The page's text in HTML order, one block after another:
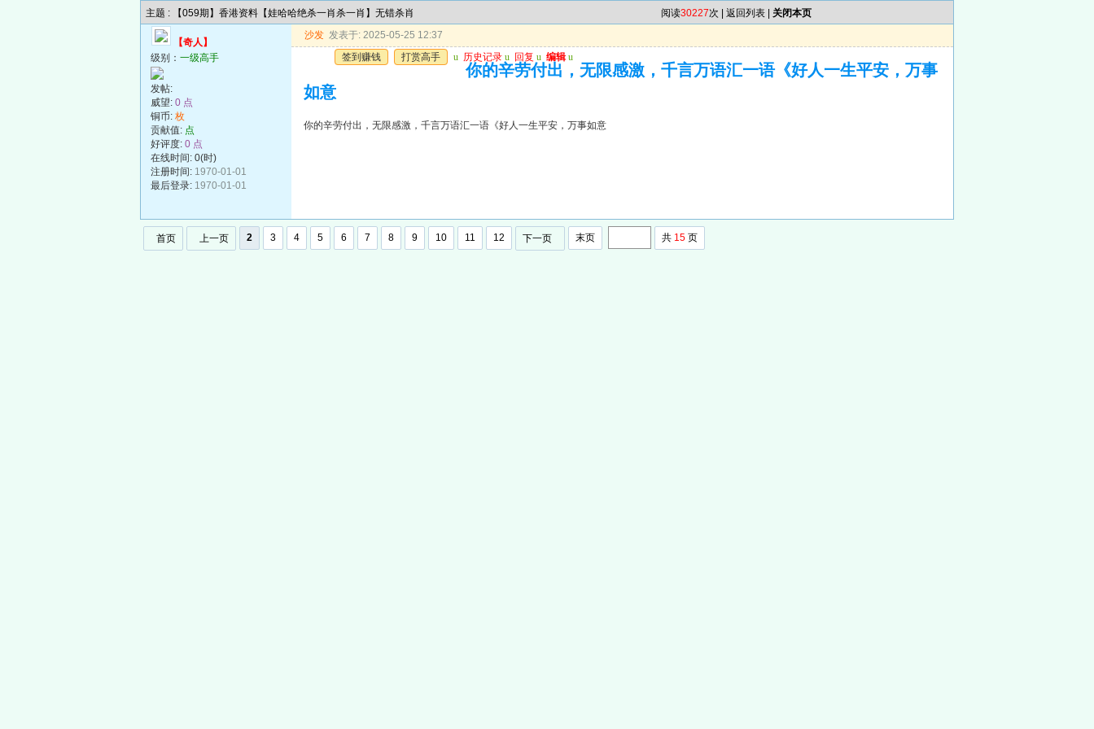
主题 : 【059期】香港资料【娃哈哈绝杀一肖杀一肖】无错杀肖 阅读30227次 | 返回列表 关闭本页
【奇人】
级别： 一级高手
发帖:
威望: 0 点
铜币: 枚
贡献值: 点
好评度: 0 点
在线时间: 0(时)
注册时间: 1970-01-01
最后登录: 1970-01-01
沙发 发表于: 2025-05-25 12:37
签到赚钱
打赏高手 u 历史记录 u 回复 u 编辑 u
你的辛劳付出，无限感激，千言万语汇一语《好人一生平安，万事
如意
你的辛劳付出，无限感激，千言万语汇一语《好人一生平安，万事如意
首页 上一页 2 3 4 5 6 7 8 9 10 11 12 下一页 末页 共 15 页